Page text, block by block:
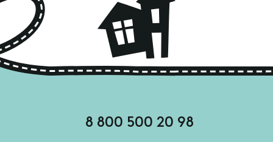
8 800 500 20 98